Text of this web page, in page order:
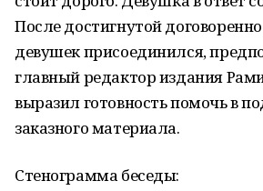
После достигнутой
девушек присоединился,
главный редактор издания
выразил готовность помочь в
заказного материала.
Стенограмма беседы: